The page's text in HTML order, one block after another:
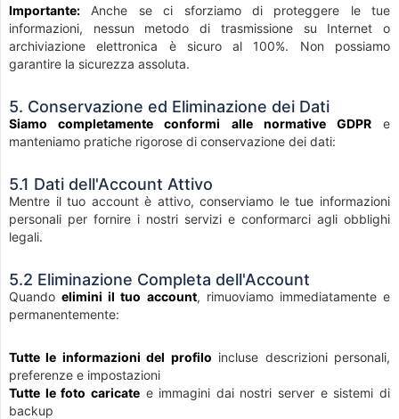
Importante: Anche se ci sforziamo di proteggere le tue
informazioni, nessun metodo di trasmissione su Internet o
archiviazione elettronica è sicuro al 100%. Non possiamo
garantire la sicurezza assoluta.
5. Conservazione ed Eliminazione dei Dati
Siamo completamente conformi alle normative GDPRe
manteniamo pratiche rigorose di conservazione dei dati:
5.1 Dati dell'Account Attivo
Mentre il tuo account è attivo, conserviamo le tue informazioni
personali per fornire i nostri servizi e conformarci agli obblighi
legali.
5.2 Eliminazione Completa dell'Account
Quandoelimini il tuo account, rimuoviamo immediatamente e
permanentemente:
Tutte le informazioni del profilo incluse descrizioni personali,
preferenze e impostazioni
Tutte le foto caricatee immagini dai nostri server e sistemi di
backup